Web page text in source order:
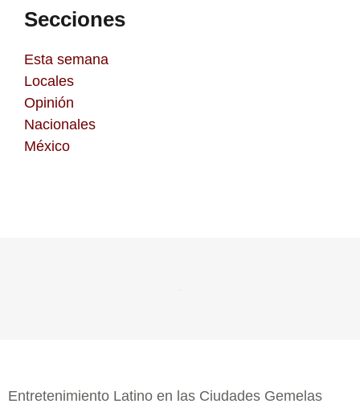
Secciones
Esta semana
Locales
Opinión
Nacionales
México
Entretenimiento Latino en las Ciudades Gemelas